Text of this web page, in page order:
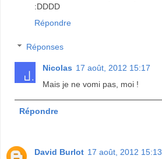
:DDDD
Répondre
Réponses
Nicolas 17 août, 2012 15:17
Mais je ne vomi pas, moi !
Répondre
David Burlot 17 août, 2012 15:13